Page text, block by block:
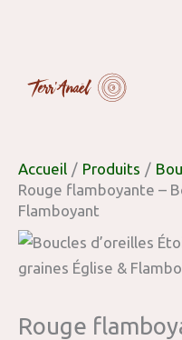
Accueil Produits
Rouge flamboyante –
Flamboyant
Rouge
flamboyante
d'oreille
Eglises
&
Flamboyant
d'oreille
Flamboyant